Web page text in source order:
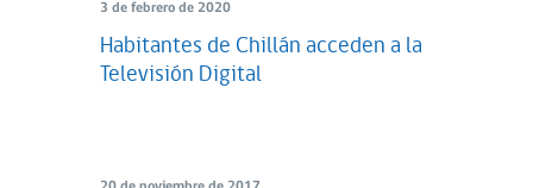
3 de febrero de 2020
Habitantes de Chillán acceden a la
Televisión Digital